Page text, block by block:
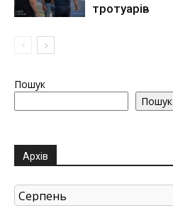
тротуарів
Пошук
Пошук
Архів